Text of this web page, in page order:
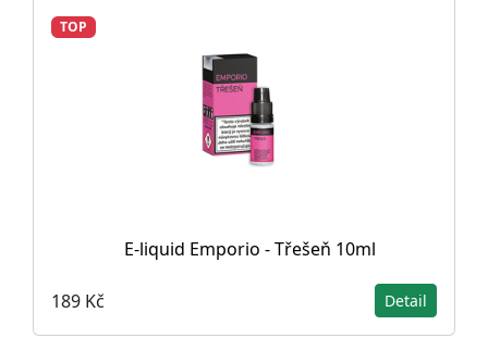
TOP
E-liquid Emporio - Třešeň 10ml
189 Kč Detail